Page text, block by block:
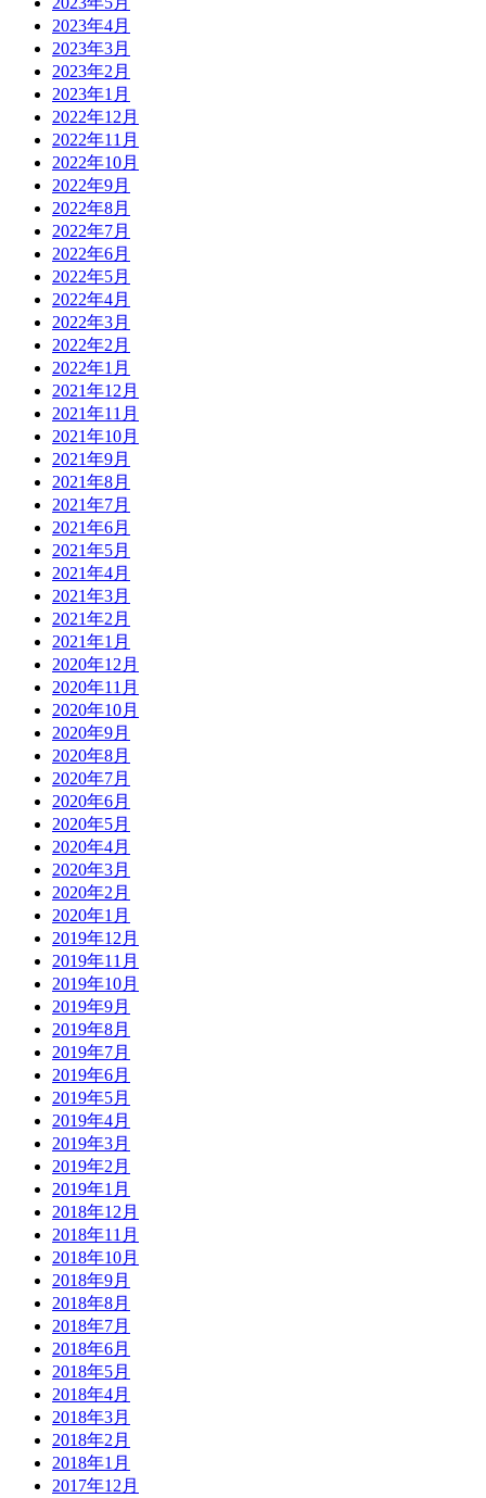
2023年4月
2023年3月
2023年2月
2023年1月
2022年12月
2022年11月
2022年10月
2022年9月
2022年8月
2022年7月
2022年6月
2022年5月
2022年4月
2022年3月
2022年2月
2022年1月
2021年12月
2021年11月
2021年10月
2021年9月
2021年8月
2021年7月
2021年6月
2021年5月
2021年4月
2021年3月
2021年2月
2021年1月
2020年12月
2020年11月
2020年10月
2020年9月
2020年8月
2020年7月
2020年6月
2020年5月
2020年4月
2020年3月
2020年2月
2020年1月
2019年12月
2019年11月
2019年10月
2019年9月
2019年8月
2019年7月
2019年6月
2019年5月
2019年4月
2019年3月
2019年2月
2019年1月
2018年12月
2018年11月
2018年10月
2018年9月
2018年8月
2018年7月
2018年6月
2018年5月
2018年4月
2018年3月
2018年2月
2018年1月
2017年12月